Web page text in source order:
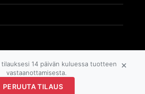
2026 ©taidepiste.fi
14 päivän kuluessa tuotteen
vastaanottamisesta.
PERUUTA TILAUS
×